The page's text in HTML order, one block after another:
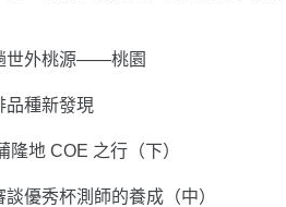
世外桃源――桃園
品種新發現
隆地 COE 之行（下）
優秀杯測師的養成（中）